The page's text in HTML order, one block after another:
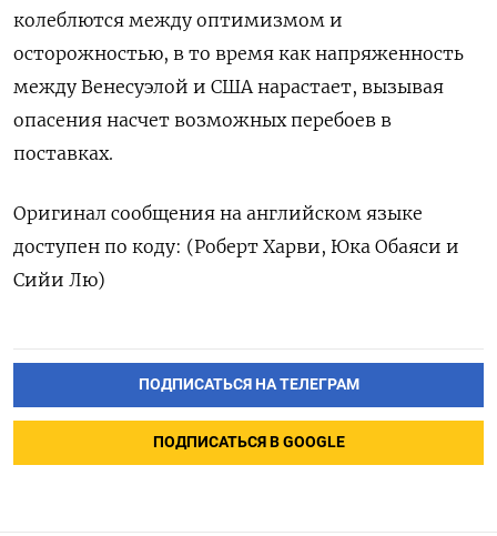
колеблются между оптимизмом и
осторожностью, в то время как напряженность
между Венесуэлой и США нарастает, вызывая
опасения насчет возможных перебоев в
поставках.
Оригинал сообщения на английском языке
доступен по коду: (Роберт Харви, Юка Обаяси и
Сийи Лю)
ПОДПИСАТЬСЯ НА ТЕЛЕГРАМ
ПОДПИСАТЬСЯ В GOOGLE